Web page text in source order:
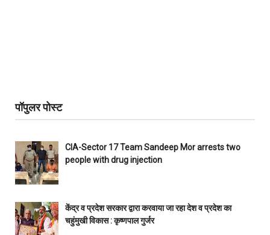
पॉपुलर पोस्ट
CIA-Sector 17 Team Sandeep Mor arrests two
people with drug injection
केंद्र व प्रदेश सरकार द्वारा करवाया जा रहा देश व प्रदेश का
चहुंमुखी विकास : कृष्णपाल गुर्जर